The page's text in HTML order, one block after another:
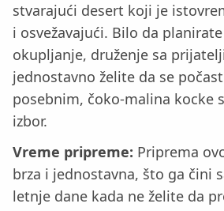
stvarajući desert koji je
i osvežavajući. Bilo da
okupljanje, druženje sa
jednostavno želite da se
posebnim, čoko-malina kocke
izbor.
Vreme pripreme: Priprema
brza i jednostavna, što ga čini
letnje dane kada ne želite da